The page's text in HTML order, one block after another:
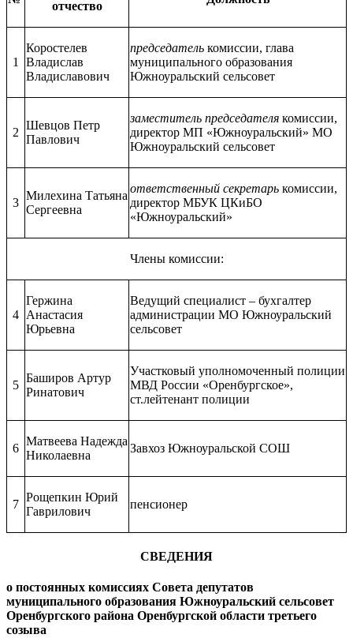
отчество
1
Коростелев
Владислав
Владиславович
председатель комиссии, глава
муниципального образования
Южноуральский сельсовет
2
Шевцов Петр
Павлович
заместитель председателя комиссии,
директор МП «Южноуральский» МО
Южноуральский сельсовет
3
Милехина Татьяна
Сергеевна
ответственный секретарь комиссии,
директор МБУК ЦКиБО
«Южноуральский»
Члены комиссии:
4
Гержина
Анастасия
Юрьевна
Ведущий специалист – бухгалтер
администрации МО Южноуральский
сельсовет
5
Баширов Артур
Ринатович
Участковый уполномоченный полиции
МВД России «Оренбургское»,
ст.лейтенант полиции
6
Матвеева Надежда
Николаевна
Завхоз Южноуральской СОШ
7
Рощепкин Юрий
Гаврилович
пенсионер
СВЕДЕНИЯ
о постоянных комиссиях Совета депутатов
муниципального образования Южноуральский сельсовет
Оренбургского района Оренбургской области третьего
созыва